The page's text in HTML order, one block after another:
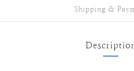
Shipping &